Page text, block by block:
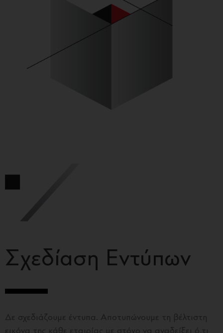
Σχεδίαση Εντύπων
Δε σχεδιάζουμε έντυπα. Αποτυπώνουμε τη βέλτιστη